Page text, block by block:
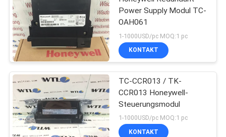
Power Supply Modul TC-
OAH061
1-1000USD/pc MOQ:1 pc
KONTAKT
TC-CCR013 / TK-
CCR013 Honeywell-
Steuerungsmodul
1-1000USD/pc MOQ:1 pc
KONTAKT